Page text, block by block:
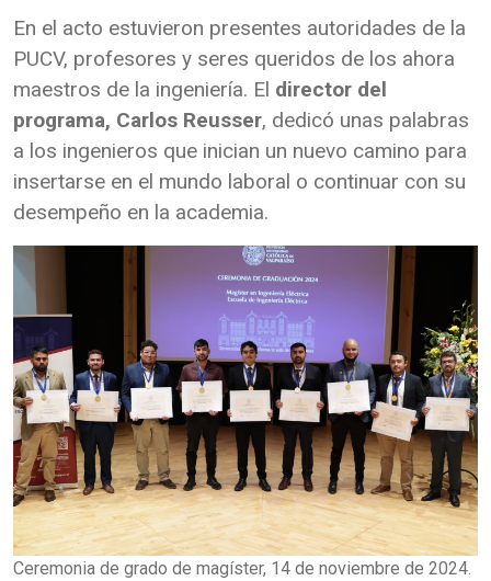
En el acto estuvieron presentes autoridades de la
PUCV, profesores y seres queridos de los ahora
maestros de la ingeniería. El director del
programa, Carlos Reusser, dedicó unas palabras
a los ingenieros que inician un nuevo camino para
insertarse en el mundo laboral o continuar con su
desempeño en la academia.
Ceremonia de grado de magíster, 14 de noviembre de 2024.